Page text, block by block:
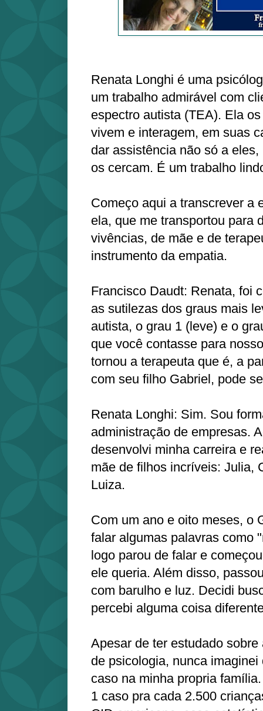
Renata Longhi é uma
um trabalho admirável com
espectro autista (TEA). Ela
vivem e interagem, em suas
dar assistência não só a
os cercam. É um trabalho
Começo aqui a transcrever a
ela, que me transportou para
vivências, de mãe e de
instrumento da empatia.
Francisco Daudt: Renata, foi
as sutilezas dos graus mais
autista, o grau 1 (leve) e o
que você contasse para
tornou a terapeuta que é, a
com seu filho Gabriel, pode
Renata Longhi: Sim. Sou
administração de empresas.
desenvolvi minha carreira e
mãe de filhos incríveis: Julia,
Luiza.
Com um ano e oito meses, o
falar algumas palavras como
logo parou de falar e
ele queria. Além disso,
com barulho e luz. Decidi
percebi alguma coisa
Apesar de ter estudado
de psicologia, nunca
caso na minha propria
1 caso pra cada 2.500